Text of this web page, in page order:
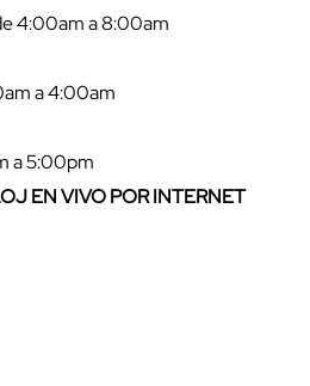
4:00am a 8:00am
a 4:00am
a 5:00pm
EN VIVO POR INTERNET